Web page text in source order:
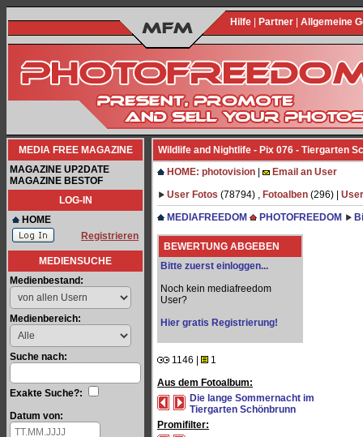
Hilfe Partner Allgemeine
MEDIA FREE MAGAZINE
MAGAZINE UP2DATE
MAGAZINE BESTOF
LOG-IN
HOME
Registrieren
MEDIENSUCHE
Medienbestand:
Medienbereich:
Suche nach:
Exakte Suche?:
Datum von:
Wildlife and Nightlife - Pix 076 - Tiergarten
HOME: photovision
Email an User
User Fotos (78794) , Fotoalben (296) |
MEDIAFREEDOM
PHOTOFREEDOM
BEWERTUNG ABGEBEN
Bitte zuerst einloggen...
Noch kein mediafreedom
User?
Hier gratis Registrierung!
1146 |
1
Aus dem Fotoalbum:
Die lange Sommernacht im
Tiergarten Schönbrunn
Promifilter: